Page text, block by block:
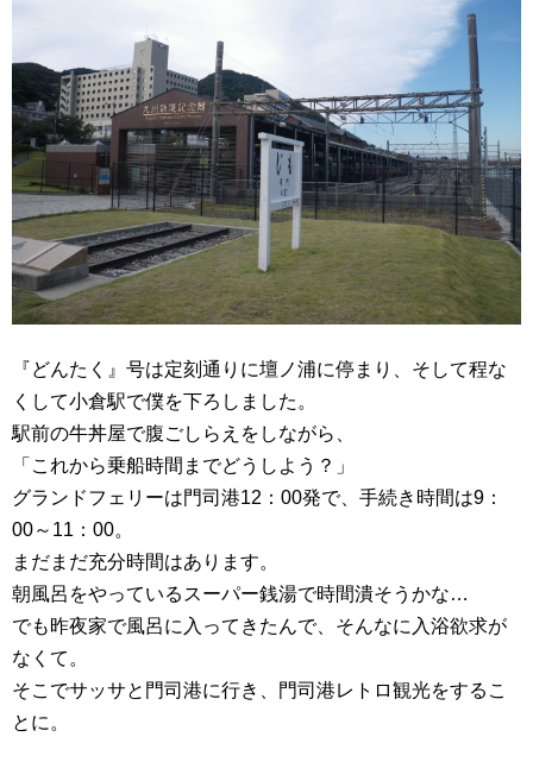
『どんたく』号は定刻通りに壇ノ浦に停まり、そして程な
くして小倉駅で僕を下ろしました。
駅前の牛丼屋で腹ごしらえをしながら、
「これから乗船時間までどうしよう？」
グランドフェリーは門司港12：00発で、手続き時間は9：
00～11：00。
まだまだ充分時間はあります。
朝風呂をやっているスーパー銭湯で時間潰そうかな…
でも昨夜家で風呂に入ってきたんで、そんなに入浴欲求が
なくて。
そこでサッサと門司港に行き、門司港レトロ観光をするこ
とに。